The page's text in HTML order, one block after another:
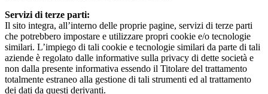
Servizi di terze parti:
Il sito integra, all’interno delle proprie pagine, servizi di terze parti
che potrebbero impostare e utilizzare propri cookie e/o tecnologie
similari. L’impiego di tali cookie e tecnologie similari da parte di tali
aziende è regolato dalle informative sulla privacy di dette società e
non dalla presente informativa essendo il Titolare del trattamento
totalmente estraneo alla gestione di tali strumenti ed al trattamento
dei dati da questi derivanti.